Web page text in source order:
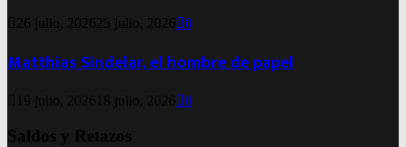
26 julio, 2026 25 julio, 2026 0
Matthias Sindelar, el hombre de papel
19 julio, 2026 18 julio, 2026 0
Saldos y Retazos